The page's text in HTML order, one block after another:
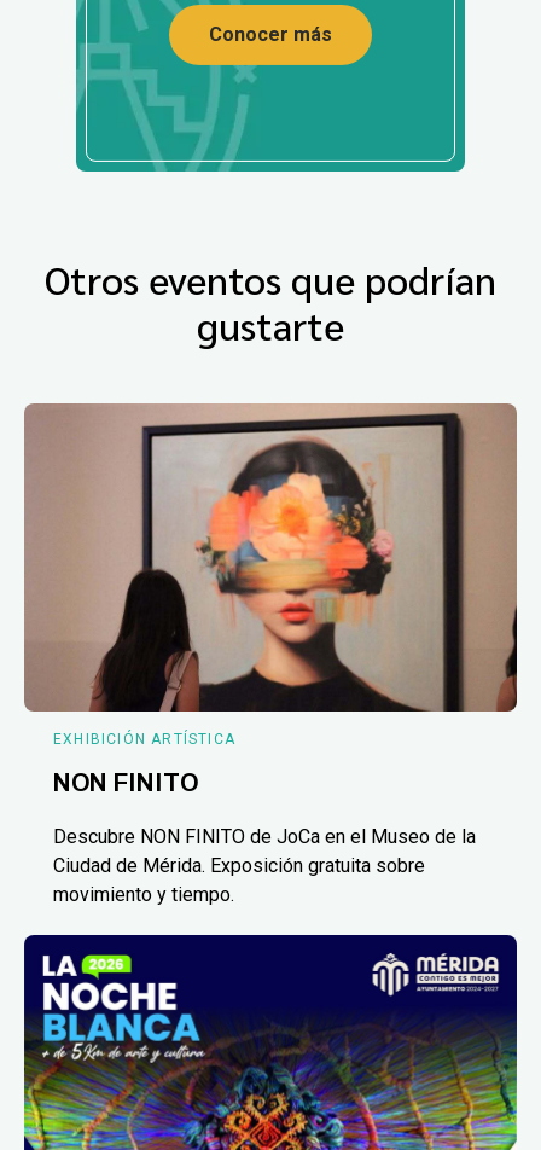
Conocer más
Otros eventos que podrían
gustarte
EXHIBICIÓN ARTÍSTICA
NON FINITO
Descubre NON FINITO de JoCa en el Museo de la
Ciudad de Mérida. Exposición gratuita sobre
movimiento y tiempo.